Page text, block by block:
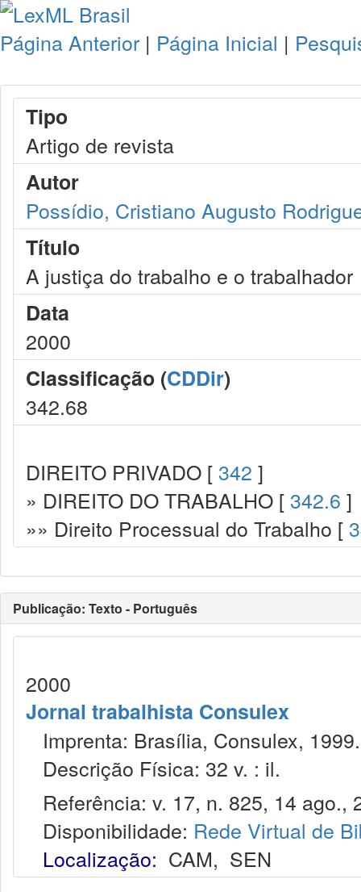
Página Anterior | Página Inicial |
Tipo
Artigo de revista
Autor
Possídio, Cristiano Augusto
Título
A justiça do trabalho e o trabalhador
Data
2000
Classificação (CDDir)
342.68
DIREITO PRIVADO [ 342 ]
» DIREITO DO TRABALHO [ 342.6 ]
»» Direito Processual do Trabalho [
Publicação: Texto - Português
2000
Jornal trabalhista Consulex
Imprenta: Brasília, Consulex, 1999.
Descrição Física: 32 v. : il.
Referência: v. 17, n. 825, 14 ago.,
Disponibilidade: Rede Virtual de
Localização: CAM, SEN